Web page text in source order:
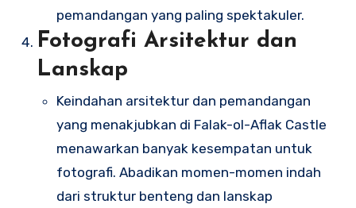
pemandangan yang paling spektakuler.
Fotografi Arsitektur dan
Lanskap
Keindahan arsitektur dan pemandangan
yang menakjubkan di Falak-ol-Aflak Castle
menawarkan banyak kesempatan untuk
fotografi. Abadikan momen-momen indah
dari struktur benteng dan lanskap